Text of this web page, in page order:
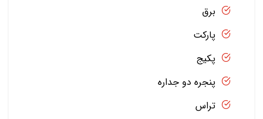
برق
پارکت
پکیج
پنجره دو جداره
تراس